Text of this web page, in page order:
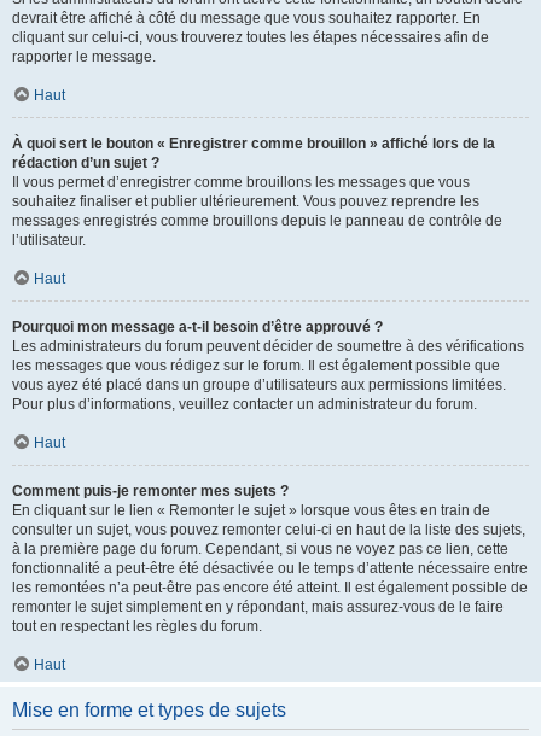
devrait être affiché à côté du message que vous souhaitez rapporter. En
cliquant sur celui-ci, vous trouverez toutes les étapes nécessaires afin de
rapporter le message.
Haut
À quoi sert le bouton « Enregistrer comme brouillon » affiché lors de la
rédaction d’un sujet ?
Il vous permet d’enregistrer comme brouillons les messages que vous
souhaitez finaliser et publier ultérieurement. Vous pouvez reprendre les
messages enregistrés comme brouillons depuis le panneau de contrôle de
l’utilisateur.
Haut
Pourquoi mon message a-t-il besoin d’être approuvé ?
Les administrateurs du forum peuvent décider de soumettre à des vérifications
les messages que vous rédigez sur le forum. Il est également possible que
vous ayez été placé dans un groupe d’utilisateurs aux permissions limitées.
Pour plus d’informations, veuillez contacter un administrateur du forum.
Haut
Comment puis-je remonter mes sujets ?
En cliquant sur le lien « Remonter le sujet » lorsque vous êtes en train de
consulter un sujet, vous pouvez remonter celui-ci en haut de la liste des sujets,
à la première page du forum. Cependant, si vous ne voyez pas ce lien, cette
fonctionnalité a peut-être été désactivée ou le temps d’attente nécessaire entre
les remontées n’a peut-être pas encore été atteint. Il est également possible de
remonter le sujet simplement en y répondant, mais assurez-vous de le faire
tout en respectant les règles du forum.
Haut
Mise en forme et types de sujets